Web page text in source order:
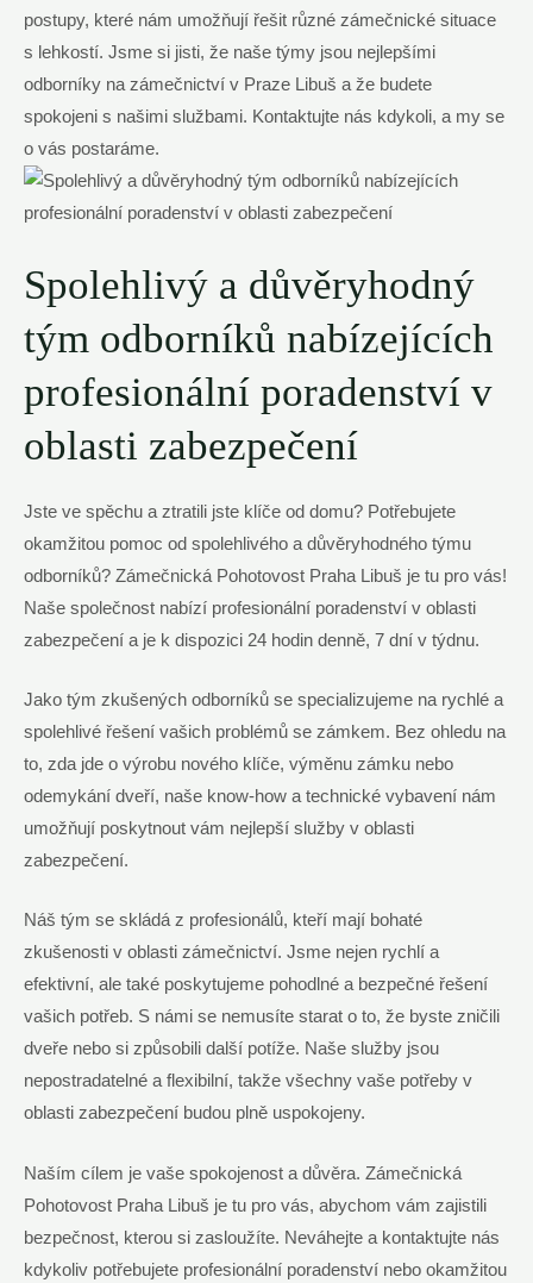
postupy,​ které‍ nám umožňují řešit různé‍ zámečnické situace
s‍ lehkostí. Jsme‌ si jisti, že naše týmy jsou nejlepšími
odborníky na ⁤zámečnictví ⁤v Praze ⁤Libuš a že budete
spokojeni s našimi službami. Kontaktujte nás kdykoli, a my se
o vás postaráme.
Spolehlivý a důvěryhodný
⁢tým odborníků nabízejících
profesionální poradenství v
oblasti zabezpečení
Jste ve spěchu a ztratili jste klíče od domu? Potřebujete
okamžitou pomoc od spolehlivého a důvěryhodného týmu
odborníků?‌ Zámečnická Pohotovost Praha Libuš je ⁤tu pro vás!
Naše společnost nabízí profesionální poradenství v oblasti
zabezpečení a je k dispozici 24 ⁣hodin denně, 7 dní ⁤v ⁤týdnu.
Jako tým ‌zkušených odborníků⁢ se specializujeme na rychlé a
spolehlivé⁣ řešení vašich problémů se zámkem. ⁤Bez ohledu na
to, ⁣zda⁤ jde ⁣o výrobu nového klíče, ‌výměnu‍ zámku nebo⁣
odemykání ​dveří, naše know-how a technické vybavení nám
umožňují poskytnout​ vám‌ nejlepší služby v oblasti
zabezpečení.
Náš tým se skládá z ⁤profesionálů, kteří ⁢mají⁣ bohaté
zkušenosti⁤ v oblasti⁣ zámečnictví. Jsme⁢ nejen rychlí a
efektivní, ale také poskytujeme pohodlné a⁣ bezpečné ​řešení
vašich potřeb. ​S námi ⁤se⁣ nemusíte starat‍ o⁣ to, že byste⁣ zničili‍
dveře nebo si způsobili⁤ další potíže. Naše ⁤služby ⁤jsou
⁣nepostradatelné a ​flexibilní, takže všechny vaše potřeby v
oblasti zabezpečení budou plně uspokojeny.
Naším cílem je vaše spokojenost a důvěra. Zámečnická
⁢Pohotovost Praha ​Libuš je tu ​pro vás, abychom‌ vám ‍zajistili⁣
bezpečnost, kterou si zasloužíte. Neváhejte a kontaktujte nás
kdykoliv potřebujete profesionální poradenství nebo okamžitou